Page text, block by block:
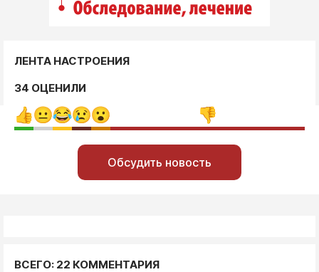
ЛЕНТА НАСТРОЕНИЯ
34 ОЦЕНИЛИ
Обсудить новость
ВСЕГО: 22 КОММЕНТАРИЯ